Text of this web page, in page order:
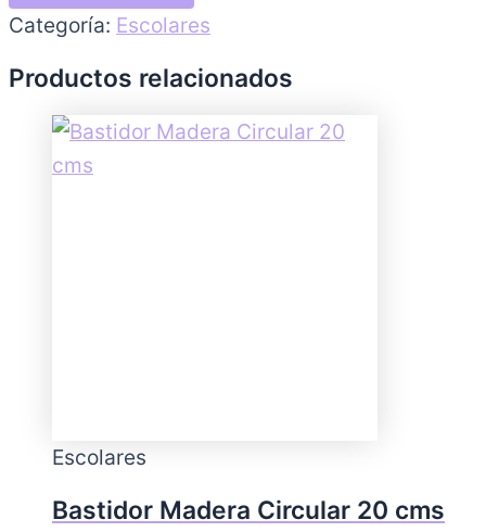
Categoría: Escolares
Productos relacionados
Escolares
Bastidor Madera Circular 20 cms